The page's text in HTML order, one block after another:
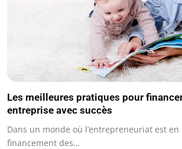
Les meilleures pratiques pour
entreprise avec succès
Dans un monde où l’entrepreneuriat est
financement des…